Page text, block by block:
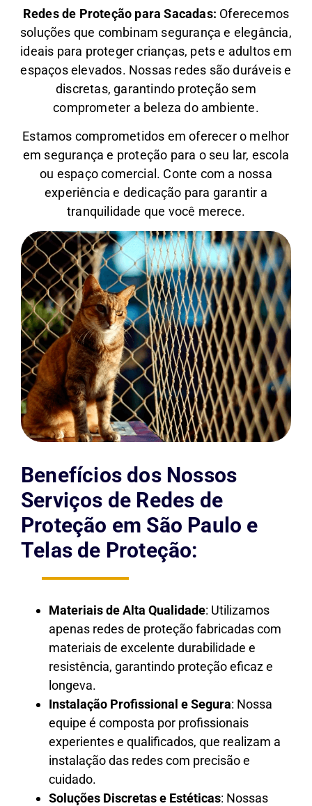
Redes de Proteção para Sacadas: Oferecemos
soluções que combinam segurança e elegância,
ideais para proteger crianças, pets e adultos em
espaços elevados. Nossas redes são duráveis e
discretas, garantindo proteção sem
comprometer a beleza do ambiente.
Estamos comprometidos em oferecer o melhor
em segurança e proteção para o seu lar, escola
ou espaço comercial. Conte com a nossa
experiência e dedicação para garantir a
tranquilidade que você merece.
Benefícios dos Nossos
Serviços de Redes de
Proteção em São Paulo e
Telas de Proteção:
Materiais de Alta Qualidade: Utilizamos
apenas redes de proteção fabricadas com
materiais de excelente durabilidade e
resistência, garantindo proteção eficaz e
longeva.
Instalação Profissional e Segura: Nossa
equipe é composta por profissionais
experientes e qualificados, que realizam a
instalação das redes com precisão e
cuidado.
Soluções Discretas e Estéticas: Nossas